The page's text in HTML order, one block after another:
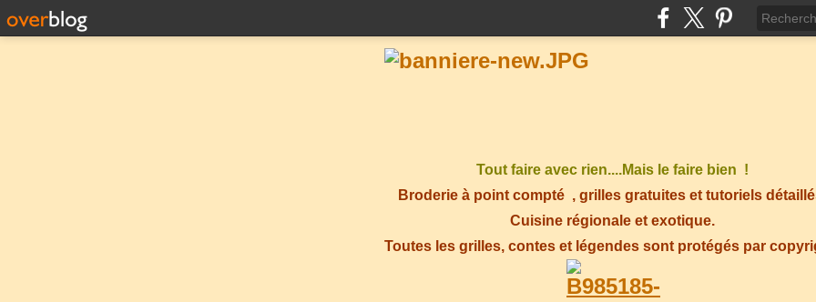
Tout faire avec rien....Mais le faire bien !
Broderie à point compté , grilles gratuites et tutoriels
Cuisine régionale et exotique.
Toutes les grilles, contes et légendes sont protégés par